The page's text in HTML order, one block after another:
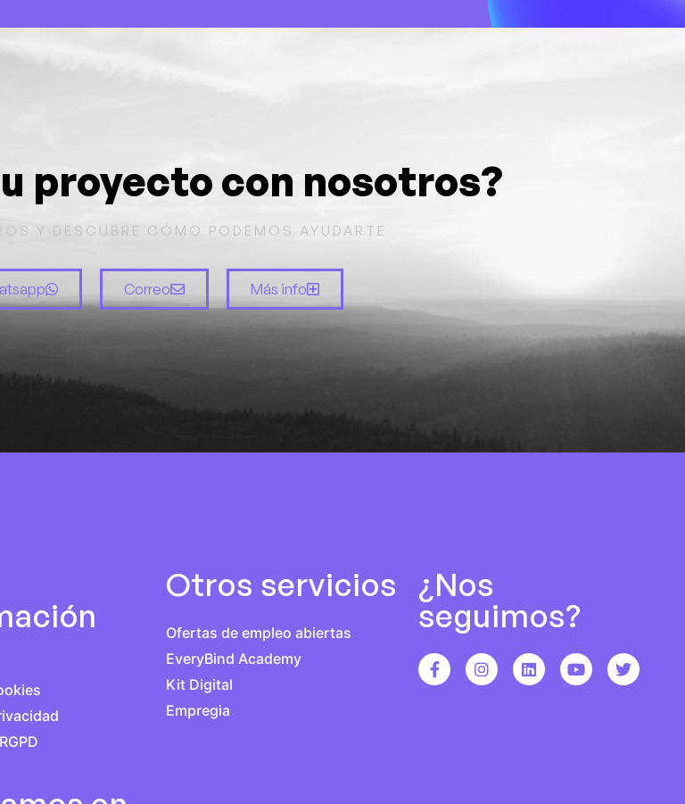
proyecto con nosotros?
Y DESCUBRE CÓMO PODEMOS AYUDARTE
Correo Más info
Otros servicios
Ofertas de empleo abiertas
EveryBind Academy
Kit Digital
Empregia
¿Nos
seguimos?